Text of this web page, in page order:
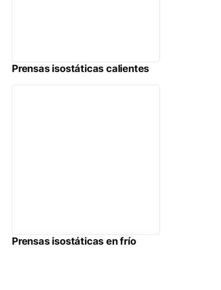
Prensas isostáticas calientes
Prensas isostáticas en frío